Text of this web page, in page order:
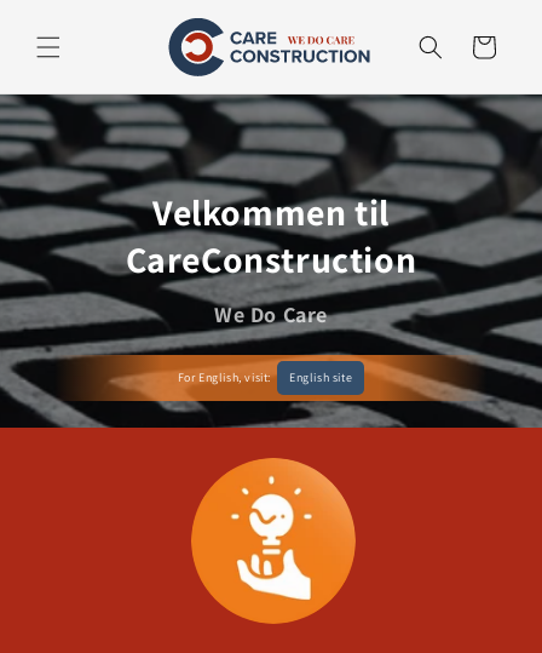
indhold
Velkommen til
CareConstruction
We Do Care
For English, visit: English site